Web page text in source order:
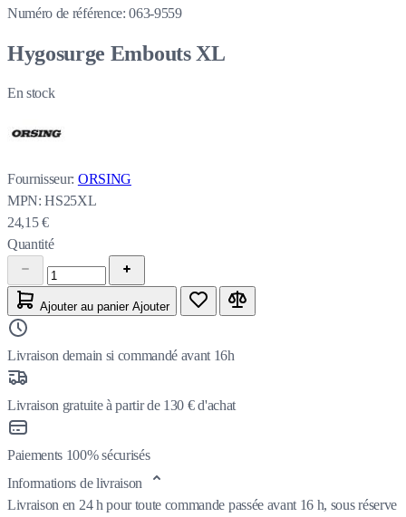
Numéro de référence: 063-9559
Hygosurge Embouts XL
En stock
Fournisseur: ORSING
MPN: HS25XL
24,15 €
Quantité
Ajouter au panier Ajouter
Livraison demain si commandé avant 16h
Livraison gratuite à partir de 130 € d'achat
Paiements 100% sécurisés
Informations de livraison
Livraison en 24 h pour toute commande passée avant 16 h, sous réserve